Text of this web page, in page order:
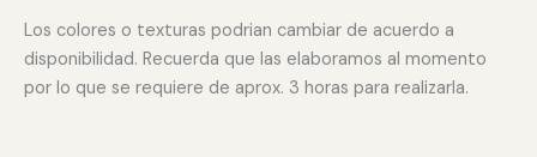
Los colores o texturas podrian cambiar de acuerdo a
disponibilidad. Recuerda que las elaboramos al momento
por lo que se requiere de aprox. 3 horas para realizarla.